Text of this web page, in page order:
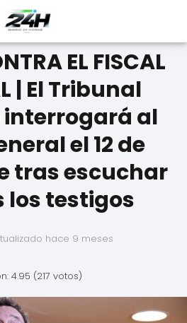
EL FISCAL
| El Tribunal
interrogará al
el 12 de
tras escuchar
los testigos
hace 9 meses
4.95 (217 votos)